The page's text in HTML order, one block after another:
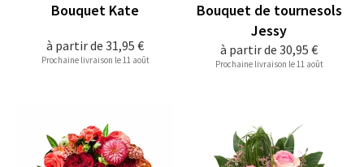
à partir de 31,95 €
Bouquet Kate
Prochaine livraison le 11 août
à partir de 30,95 €
Bouquet de tournesols
Jessy
Prochaine livraison le 11 août